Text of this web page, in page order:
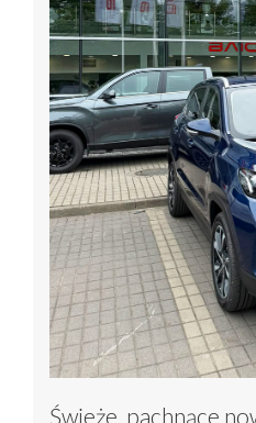
Świeże, pachnące